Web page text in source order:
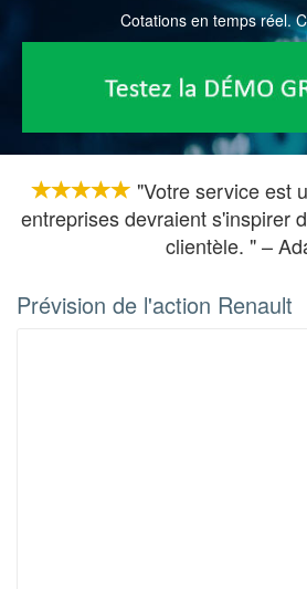
Cotations en temps réel.
"Votre service est
entreprises devraient s'inspirer
clientèle. " –
Prévision de l'action Renault